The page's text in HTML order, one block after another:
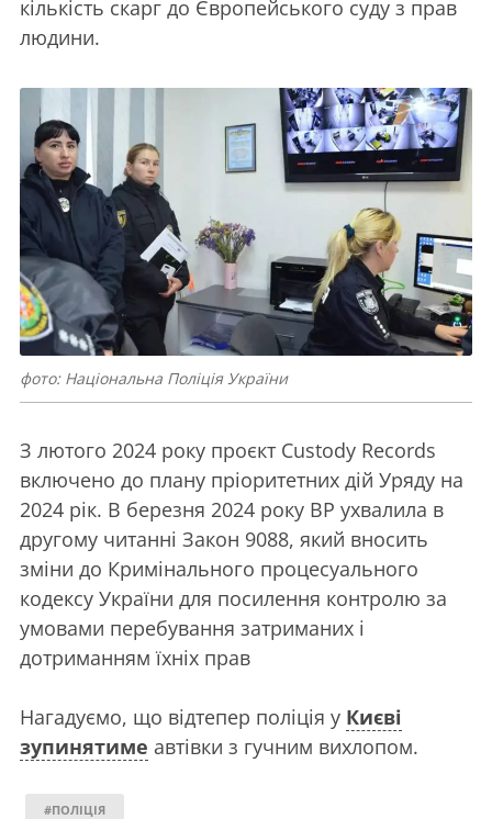
кількість скарг до Європейського суду з прав
людини.
фото: Національна Поліція України
З лютого 2024 року проєкт Custody Records
включено до плану пріоритетних дій Уряду на
2024 рік. В березня 2024 року ВР ухвалила в
другому читанні Закон 9088, який вносить
зміни до Кримінального процесуального
кодексу України для посилення контролю за
умовами перебування затриманих і
дотриманням їхніх прав
Нагадуємо, що відтепер поліція у Києві
зупинятиме автівки з гучним вихлопом.
#ПОЛІЦІЯ